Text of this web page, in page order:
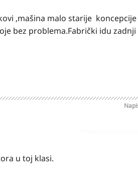
,mašina malo starije koncepcije
bez problema.Fabrički idu
u toj klasi.